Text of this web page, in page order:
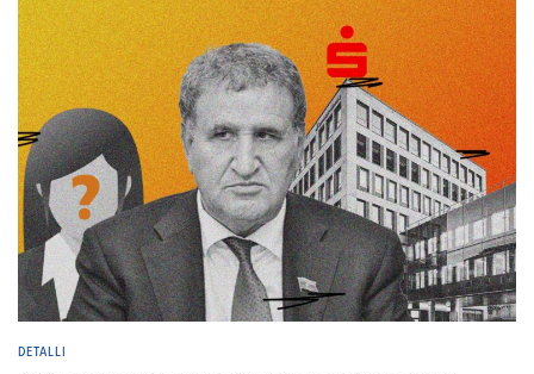
DETALLI